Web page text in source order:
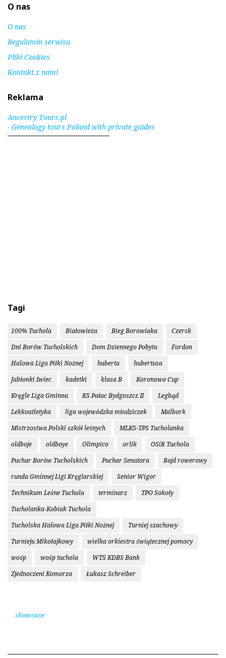
O nas
O nas
Regulamin serwisu
Pliki Cookies
Kontakt z nami
Reklama
Ancestry Tours.pl
- Genealogy tours Poland with private guides
Tagi
100% Tuchola Białowieża Bieg Borowiaka
Czersk
Dni Borów Tucholskich
Dom Dziennego Pobytu
Fordon
Halowa Liga Piłki Nożnej
huberta
hubertusa
Jabłonki Iwiec
kadetki klasa B
Koronowo Cup
Kręgle Liga Gminna
KS Pałac Bydgoszcz II
Legbąd
Lekkoatletyka
liga wojewódzka młodziczek
Malbork
Mistrzostwa Polski szkół leśnych
MLKS-TPS Tucholanka
oldboje
oldboye Olimpico orlik
OSiR Tuchola
Puchar Borów Tucholskich
Puchar Senatora
Rajd rowerowy
runda Gminnej Ligi Kręglarskiej
Senior Wigor
Technikum Leśne Tuchola
terminarz
TPO Sokoły
Tucholanka-Kobiak Tuchola
Tucholska Halowa Liga Piłki Nożnej
Turniej szachowy
Turnieju Mikołajkowy
wielka orkiestra świątecznej pomocy
wośp
wośp tuchola
WTS KDBS Bank
Zjednoczeni Komorza
Łukasz Schreiber
showcase